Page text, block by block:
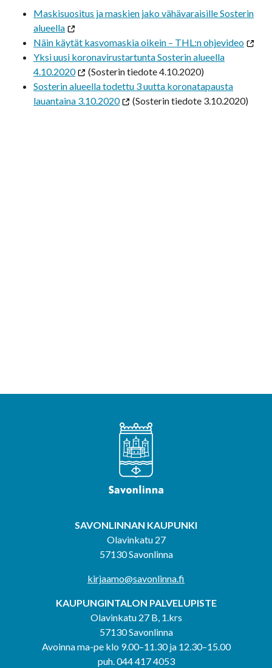
Maskisuositus ja maskien jako vähävaraisille Sosterin
alueella
Näin käytät kasvomaskia oikein – THL:n ohjevideo
Yksi uusi koronavirustartunta Sosterin alueella
4.10.2020
(Sosterin tiedote 4.10.2020)
Sosterin alueella todettu 3 uutta koronatapausta
lauantaina 3.10.2020
(Sosterin tiedote 3.10.2020)
SAVONLINNAN KAUPUNKI
Olavinkatu 27
57130 Savonlinna
kirjaamo@savonlinna.fi
KAUPUNGINTALON PALVELUPISTE
Olavinkatu 27 B, 1.krs
57130 Savonlinna
Avoinna ma-pe klo 9.00–11.30 ja 12.30–15.00
puh. 044 417 4053